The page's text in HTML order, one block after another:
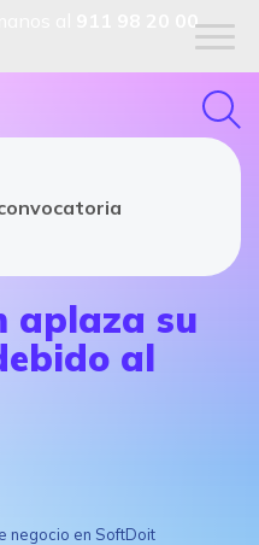
911 98 20 00
y TIC
aplaza su
al
negocio en SoftDoit